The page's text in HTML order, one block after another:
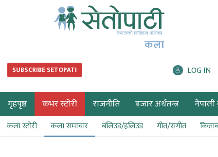
कला
SUBSCRIBE SETOPATI LOG IN
गृहपृष्ठ कभर स्टोरी राजनीति बजार अर्थतन्त्र नेपाली
कला स्टोरी कला समाचार बलिउड/हलिउड गीत/संगीत